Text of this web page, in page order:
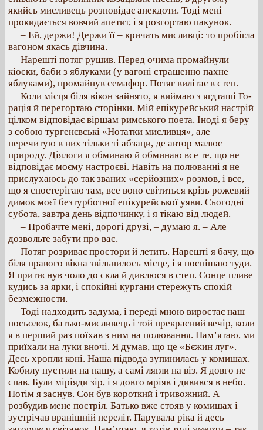
якийсь мисливець розповідає анекдоти. Тоді мені
прокидається вовчий апетит, і я розгортаю пакунок.
– Ей, держи! Держи її – кричать мисливці: то пробігла
вагоном якась дівчина.
Нарешті потяг рушив. Перед очима промайнули
кіоски, баби з яблуками (у вагоні страшенно пахне
яблуками), промайнув семафор. Потяг вилітає в степ.
Коли місця біля вікон зайнято, я виймаю з ягдташі Го-
рація й перегортаю сторінки. Мій епікурейський настрій
цілком відповідає віршам римського поета. Іноді я беру
з собою тургенєвські «Нотатки мисливця», але
перечитую в них тільки ті абзаци, де автор малює
природу. Діялоги я обминаю й обминаю все те, що не
відповідає моєму настроєві. Навіть на полюванні я не
прислухаюсь до так званих «серйозних» розмов, і все,
що я спостерігаю там, все воно світиться крізь рожевий
димок моєї безтурботної епікурейської уяви. Сьогодні
субота, завтра день відпочинку, і я тікаю від людей.
– Пробачте мені, дорогі друзі, – думаю я. – Але
дозвольте забути про вас.
Потяг розриває простори й летить. Нарешті я бачу, що
біля правого вікна звільнилось місце, і я поспішаю туди.
Я притиснув чоло до скла й дивлюся в степ. Сонце пливе
кудись за ярки, і спокійні кургани стережуть спокій
безмежности.
Тоді надходить задума, і переді мною виростає наш
посьолок, батько-мисливець і той прекрасний вечір, коли
я в перший раз поїхав з ним на полювання. Пам’ятаю, ми
приїхали на луки вночі. Я думав, що це «Бєжин луг».
Десь хропли коні. Наша підвода зупинилась у комишах.
Кобилу пустили на пашу, а самі лягли на віз. Я довго не
спав. Були міріяди зір, і я довго мріяв і дивився в небо.
Потім я заснув. Сон був короткий і тривожний. А
розбудив мене постріл. Батько вже стояв у комишах і
зустрічав вранішній переліт. Парувала ріка й десь